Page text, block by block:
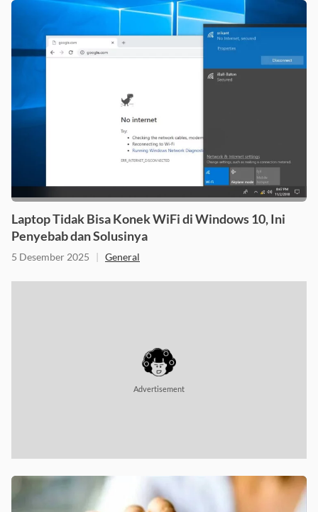
Laptop Tidak Bisa Konek WiFi di Windows 10, Ini
Penyebab dan Solusinya
5 Desember 2025 | General
Advertisement